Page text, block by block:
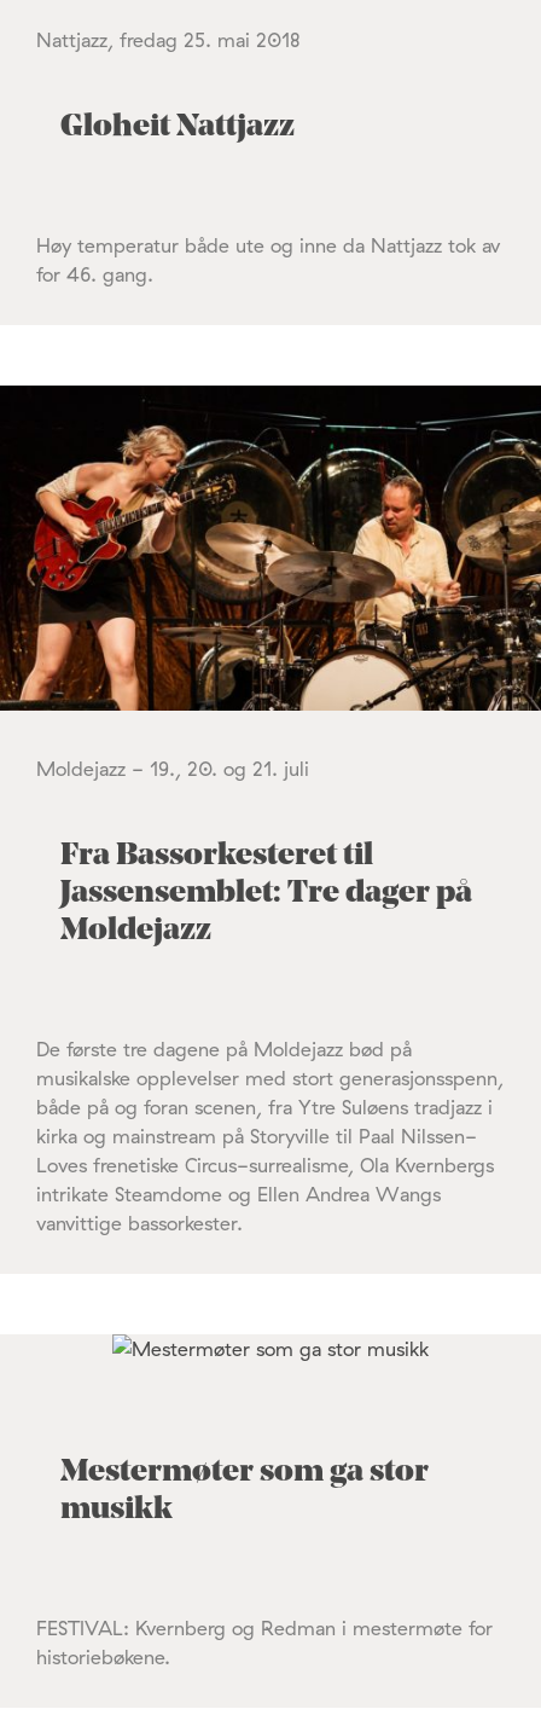
Nattjazz, fredag 25. mai 2018
Gloheit Nattjazz
Høy temperatur både ute og inne da Nattjazz tok av
for 46. gang.
Moldejazz - 19., 20. og 21. juli
Fra Bassorkesteret til
Jassensemblet: Tre dager på
Moldejazz
De første tre dagene på Moldejazz bød på
musikalske opplevelser med stort generasjonsspenn,
både på og foran scenen, fra Ytre Suløens tradjazz i
kirka og mainstream på Storyville til Paal Nilssen-
Loves frenetiske Circus-surrealisme, Ola Kvernbergs
intrikate Steamdome og Ellen Andrea Wangs
vanvittige bassorkester.
Mestermøter som ga stor
musikk
FESTIVAL: Kvernberg og Redman i mestermøte for
historiebøkene.